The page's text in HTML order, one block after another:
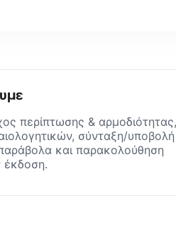
περίπτωσης & αρμοδιότητας,
σύνταξη/υποβολή
και παρακολούθηση
έκδοση.